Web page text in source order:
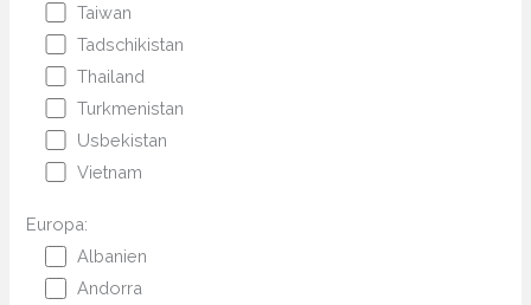
Taiwan
Tadschikistan
Thailand
Turkmenistan
Usbekistan
Vietnam
Europa:
Albanien
Andorra